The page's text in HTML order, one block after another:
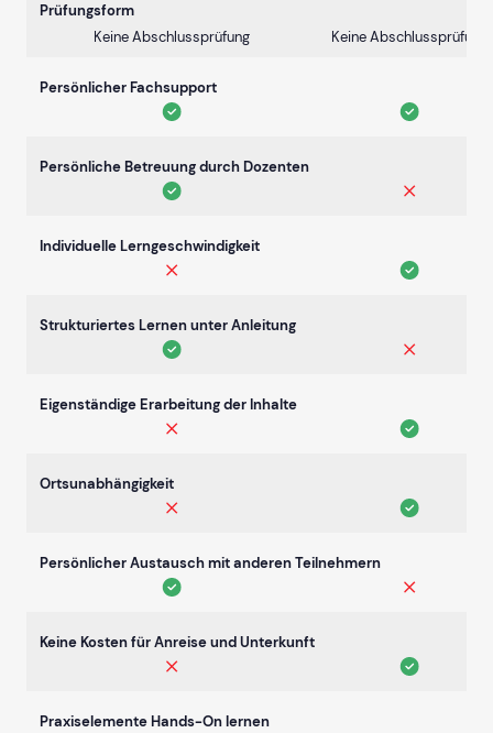
Prüfungsform
Keine Abschlussprüfung
Keine Abschlussprüfung
Persönlicher Fachsupport
Persönliche Betreuung durch Dozenten
Individuelle Lerngeschwindigkeit
Strukturiertes Lernen unter Anleitung
Eigenständige Erarbeitung der Inhalte
Ortsunabhängigkeit
Persönlicher Austausch mit anderen Teilnehmern
Keine Kosten für Anreise und Unterkunft
Praxiselemente Hands-On lernen